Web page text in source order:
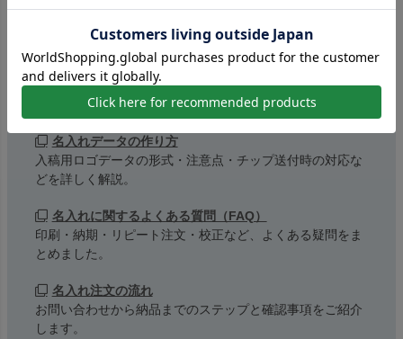
名入れ印刷の方法と特徴
シルク印刷・コピー転写・高温転写の違いやメリット・注
意点をご紹介。
名入れデータの作り方
入稿用ロゴデータの形式・注意点・チップ送付時の対応な
どを詳しく解説。
名入れに関するよくある質問（FAQ）
印刷・納期・リピート注文・校正など、よくある疑問をま
とめました。
名入れ注文の流れ
お問い合わせから納品までのステップと確認事項をご紹介
します。